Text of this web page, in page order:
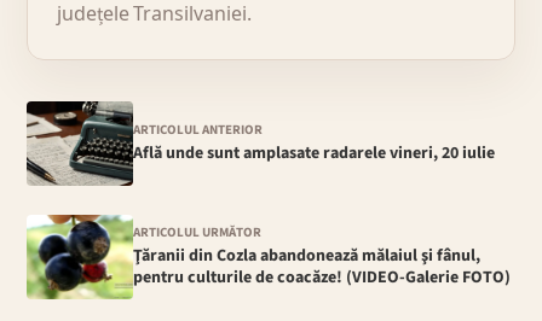
județele Transilvaniei.
ARTICOLUL ANTERIOR
Află unde sunt amplasate radarele vineri, 20 iulie
ARTICOLUL URMĂTOR
Ţăranii din Cozla abandonează mălaiul şi fânul,
pentru culturile de coacăze! (VIDEO-Galerie FOTO)